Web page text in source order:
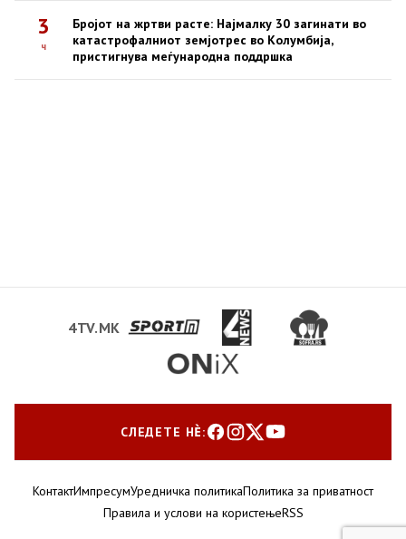
3
ч
Бројот на жртви расте: Најмалку 30 загинати во
катастрофалниот земјотрес во Колумбија,
пристигнува меѓународна поддршка
4TV.MK
СЛЕДЕТЕ НЀ:
КонтактИмпресумУредничка политикаПолитика за приватност
Правила и услови на користењеRSS